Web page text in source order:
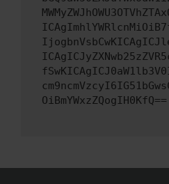
OiBmYWxzZQogIH0KfQ==